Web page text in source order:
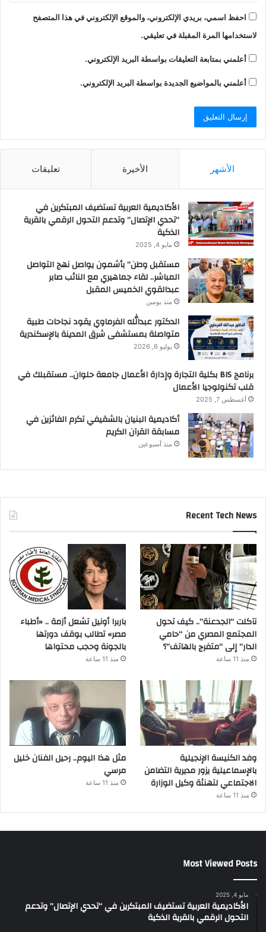
احفظ اسمي، بريدي الإلكتروني، والموقع الإلكتروني في هذا المتصفح
لاستخدامها المرة المقبلة في تعليقي.
أعلمني بمتابعة التعليقات بواسطة البريد الإلكتروني.
أعلمني بالمواضيع الجديدة بواسطة البريد الإلكتروني.
الأشهر الأخيرة تعليقات
الأكاديمية العربية تستضيف المبتكرين في
“تحدي الإتصال” وتدعم التحول الرقمي بالقرية
الذكية
مايو 4, 2025
مستقبل وطن” بأشمون يواصل نهج التواصل
المباشر.. لقاء جماهيري مع النائب صابر
عبدالقوي الخميس المقبل
منذ يومين
الدكتور عبدالله الفرماوي يقود نجاحات طبية
متواصلة بمستشفى شرق المدينة بالإسكندرية
يوليو 6, 2026
برنامج BIS بكلية التجارة وإدارة الأعمال جامعة حلوان.. مستقبلك في
قلب تكنولوجيا الأعمال
أغسطس 7, 2025
أكاديمية البنيان بالشقيفي تكرم الفائزين في
مسابقة القرآن الكريم
منذ أسبوعين
Recent Tech News
تآكلت “الجدعنة”.. كيف تحول
المجتمع المصري من “حامي
الدار” إلى “متفرج بالهاتف”؟
منذ 11 ساعة
باربرا أونيل تشعل أزمة .. «أطباء
مصر» تطالب بوقف دورتها
بالجونة وحجب محتواها
منذ 11 ساعة
وفد الكنيسة الإنجيلية
بالإسماعيلية يزور مديرية التضامن
الاجتماعي لتهنئة وكيل الوزارة
منذ 11 ساعة
مثل هذا اليوم.. رحيل الفنان خليل
مرسي
منذ 11 ساعة
Most Viewed Posts
مايو 4, 2025
الأكاديمية العربية تستضيف المبتكرين في “تحدي الإتصال” وتدعم
التحول الرقمي بالقرية الذكية